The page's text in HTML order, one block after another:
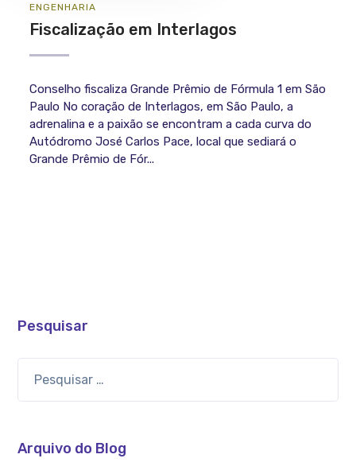
ENGENHARIA
Fiscalização em Interlagos
Conselho fiscaliza Grande Prêmio de Fórmula 1 em São
Paulo No coração de Interlagos, em São Paulo, a
adrenalina e a paixão se encontram a cada curva do
Autódromo José Carlos Pace, local que sediará o
Grande Prêmio de Fór...
Pesquisar
Arquivo do Blog